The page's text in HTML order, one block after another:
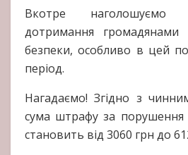
Вкотре наголошуємо
дотримання громадянами
безпеки, особливо в цей
період.
Нагадаємо! Згідно з
сума штрафу за порушення
становить від 3060 грн до